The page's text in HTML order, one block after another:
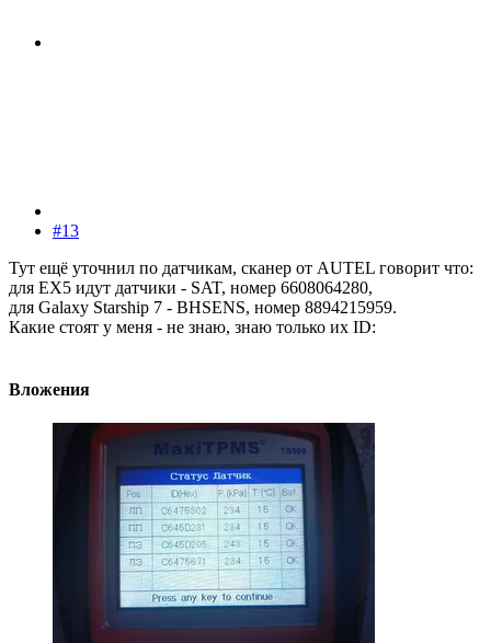
#13
Тут ещё уточнил по датчикам, сканер от AUTEL говорит что:
для ЕХ5 идут датчики - SAT, номер 6608064280,
для Galaxy Starship 7 - BHSENS, номер 8894215959.
Какие стоят у меня - не знаю, знаю только их ID:
Вложения